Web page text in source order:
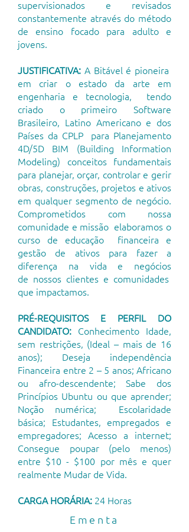
supervisionados e revisados
constantemente através do método
de ensino focado para adulto e
jovens.
JUSTIFICATIVA: A Bitável é pioneira
em criar o estado da arte em
engenharia e tecnologia, tendo
criado o primeiro Software
Brasileiro, Latino Americano e dos
Países da CPLP para Planejamento
4D/5D BIM (Building Information
Modeling) conceitos fundamentais
para planejar, orçar, controlar e gerir
obras, construções, projetos e ativos
em qualquer segmento de negócio.
Comprometidos com nossa
comunidade e missão elaboramos o
curso de educação financeira e
gestão de ativos para fazer a
diferença na vida e negócios
de nossos clientes e comunidades
que impactamos.
PRÉ-REQUISITOS E PERFIL DO
CANDIDATO: Conhecimento Idade,
sem restrições, (Ideal – mais de 16
anos); Deseja independência
Financeira entre 2 – 5 anos; Africano
ou afro-descendente; Sabe dos
Princípios Ubuntu ou que aprender;
Noção numérica; Escolaridade
básica; Estudantes, empregados e
empregadores; Acesso a internet;
Consegue poupar (pelo menos)
entre $10 - $100 por mês e quer
realmente Mudar de Vida.
CARGA HORÁRIA: 24 Horas
Ementa